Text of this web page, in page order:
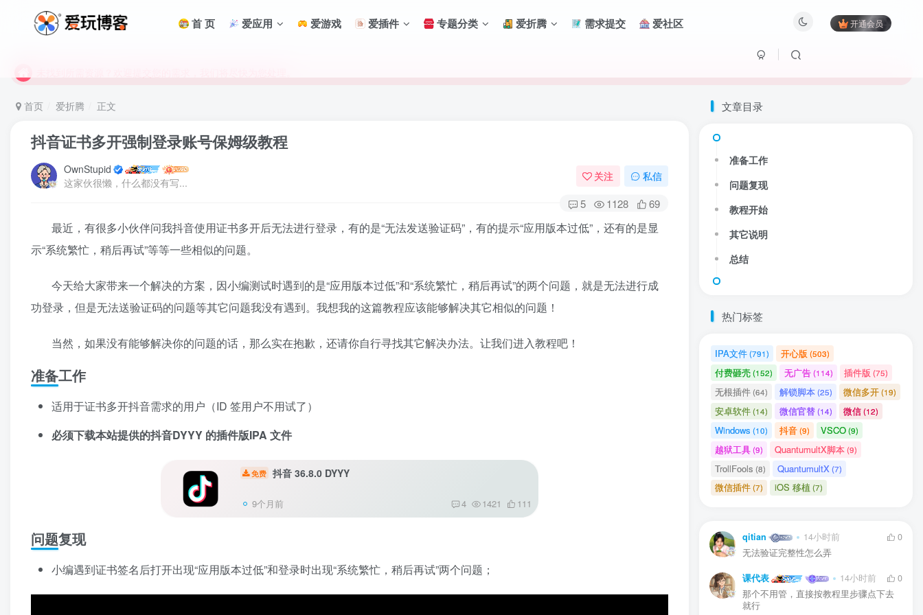
首 页 爱应用 爱游戏 爱插件 专题分类 爱折腾 需求提交 爱社区 开通会员
未找到所需资源？欢迎提交您的需求，我们将尽快为您处理。
首页 爱折腾 正文
抖音证书多开强制登录账号保姆级教程
OwnStupid
这家伙很懒，什么都没有写...
关注 私信
5 1128 69
最近，有很多小伙伴问我抖音使用证书多开后无法进行登录，有的是“无法发送验证码”，有的提示“应用版本过低”，还有的是显
示“系统繁忙，稍后再试”等等一些相似的问题。
今天给大家带来一个解决的方案，因小编测试时遇到的是“应用版本过低”和“系统繁忙，稍后再试”的两个问题，就是无法进行成
功登录，但是无法送验证码的问题等其它问题我没有遇到。我想我的这篇教程应该能够解决其它相似的问题！
当然，如果没有能够解决你的问题的话，那么实在抱歉，还请你自行寻找其它解决办法。让我们进入教程吧！
准备工作
适用于证书多开抖音需求的用户（ID 签用户不用试了）
必须下载本站提供的抖音DYYY 的插件版IPA 文件
免费 抖音 36.8.0 DYYY
9个月前 4 1421 111
问题复现
小编遇到证书签名后打开出现“应用版本过低”和登录时出现“系统繁忙，稍后再试”两个问题；
文章目录
准备工作
问题复现
教程开始
其它说明
总结
热门标签
IPA文件(791) 开心版 (503)
付费砸壳(152) 无广告(114) 插件版 (75)
无根插件(64) 解锁脚本(25) 微信多开(19)
安卓软件(14) 微信官替(14) 微信(12)
Windows (10) 抖音(9) VSCO(9)
越狱工具(9) QuantumultX脚本(9)
TrollFools (8) QuantumultX (7)
微信插件(7) iOS 移植 (7)
qitian 14小时前
0
无法验证完整性怎么弄
课代表 14小时前
0
那个不用管，直接按教程里步骤点下去
就行
使用其它方式登录 或注册
请输入验证码